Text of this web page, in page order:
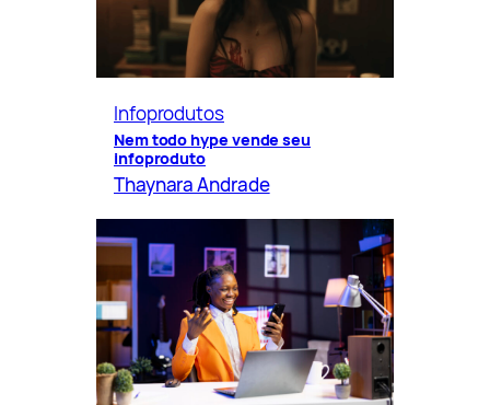
Infoprodutos
Nem todo hype vende seu
infoproduto
Thaynara Andrade